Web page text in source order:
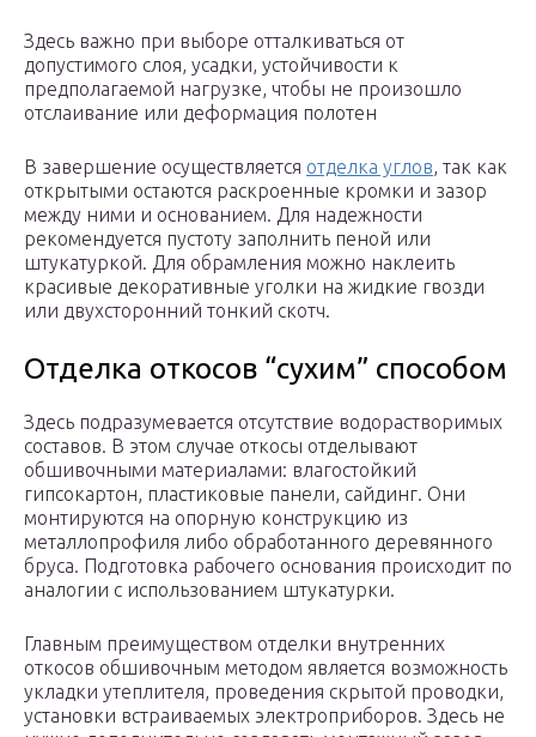
Здесь важно при выборе отталкиваться от
допустимого слоя, усадки, устойчивости к
предполагаемой нагрузке, чтобы не произошло
отслаивание или деформация полотен
В завершение осуществляется отделка углов, так как
открытыми остаются раскроенные кромки и зазор
между ними и основанием. Для надежности
рекомендуется пустоту заполнить пеной или
штукатуркой. Для обрамления можно наклеить
красивые декоративные уголки на жидкие гвозди
или двухсторонний тонкий скотч.
Отделка откосов “сухим” способом
Здесь подразумевается отсутствие водорастворимых
составов. В этом случае откосы отделывают
обшивочными материалами: влагостойкий
гипсокартон, пластиковые панели, сайдинг. Они
монтируются на опорную конструкцию из
металлопрофиля либо обработанного деревянного
бруса. Подготовка рабочего основания происходит по
аналогии с использованием штукатурки.
Главным преимуществом отделки внутренних
откосов обшивочным методом является возможность
укладки утеплителя, проведения скрытой проводки,
установки встраиваемых электроприборов. Здесь не